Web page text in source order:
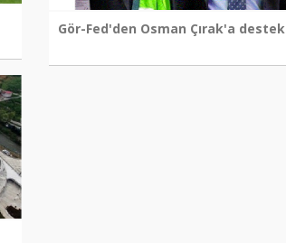
Gör-Fed'den Osman Çırak'a destek